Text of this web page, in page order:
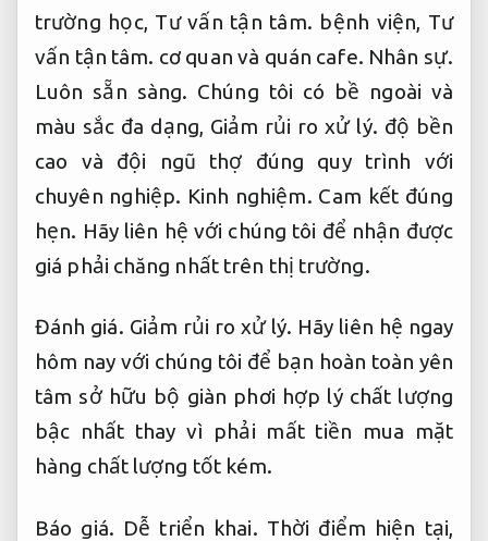
trường học, Tư vấn tận tâm. bệnh viện, Tư
vấn tận tâm. cơ quan và quán cafe. Nhân sự.
Luôn sẵn sàng. Chúng tôi có bề ngoài và
màu sắc đa dạng, Giảm rủi ro xử lý. độ bền
cao và đội ngũ thợ đúng quy trình với
chuyên nghiệp. Kinh nghiệm. Cam kết đúng
hẹn. Hãy liên hệ với chúng tôi để nhận được
giá phải chăng nhất trên thị trường.
Đánh giá. Giảm rủi ro xử lý. Hãy liên hệ ngay
hôm nay với chúng tôi để bạn hoàn toàn yên
tâm sở hữu bộ giàn phơi hợp lý chất lượng
bậc nhất thay vì phải mất tiền mua mặt
hàng chất lượng tốt kém.
Báo giá. Dễ triển khai. Thời điểm hiện tại,